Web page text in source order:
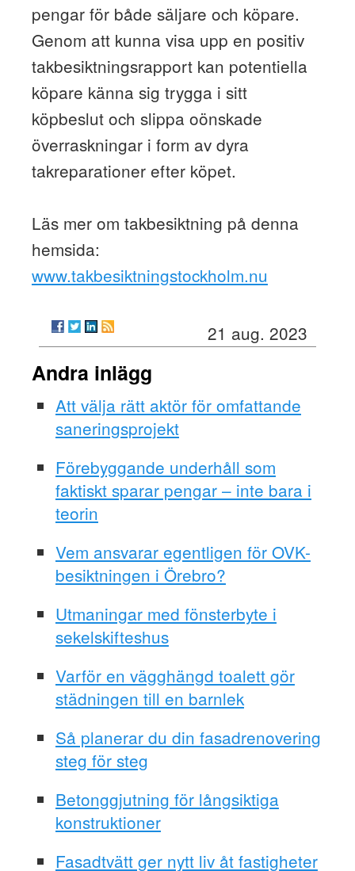
pengar för både säljare och köpare.
Genom att kunna visa upp en positiv
takbesiktningsrapport kan potentiella
köpare känna sig trygga i sitt
köpbeslut och slippa oönskade
överraskningar i form av dyra
takreparationer efter köpet.
Läs mer om takbesiktning på denna
hemsida:
www.takbesiktningstockholm.nu
21 aug. 2023
Andra inlägg
Att välja rätt aktör för omfattande
saneringsprojekt
Förebyggande underhåll som
faktiskt sparar pengar – inte bara i
teorin
Vem ansvarar egentligen för OVK-
besiktningen i Örebro?
Utmaningar med fönsterbyte i
sekelskifteshus
Varför en vägghängd toalett gör
städningen till en barnlek
Så planerar du din fasadrenovering
steg för steg
Betonggjutning för långsiktiga
konstruktioner
Fasadtvätt ger nytt liv åt fastigheter